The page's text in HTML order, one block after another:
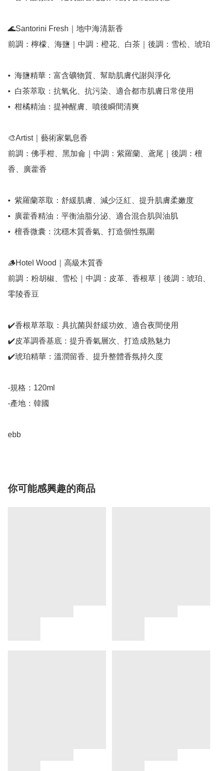
🌊Santorini Fresh｜地中海清新香
前調：檸檬、海鹽｜中調：橙花、白茶｜後調：雪松、琥珀
•⁠  ⁠海鹽精華：富含礦物質、幫助肌膚代謝與淨化
•⁠  ⁠白茶萃取：抗氧化、抗污染、適合都市肌膚日常使用
•⁠  ⁠柑橘精油：提神醒膚、噴後瞬間清爽
🎨Artist｜藝術家氣息香
前調：佛手柑、黑加侖｜中調：紫羅蘭、鳶尾｜後調：檀
香、廣藿香
•⁠  ⁠紫羅蘭萃取：舒緩肌膚、減少泛紅、提升肌膚柔嫩度
•⁠  ⁠廣藿香精油：平衡油脂分泌、適合混合肌與油肌
•⁠  ⁠檀香微囊：沈穩木質香氣、打造個性氛圍
🪵Hotel Wood｜高級木質香
前調：粉胡椒、雪松｜中調：皮革、香根草｜後調：琥珀、
零陵香豆
✔️香根草萃取：具抗菌與舒緩功效、適合夜間使用
✔️皮革調香基底：提升香氣層次、打造成熟魅力
✔️琥珀精華：溫潤留香、提升整體香氛持久度
-規格：120ml
-產地：韓國
ebb
你可能感興趣的商品